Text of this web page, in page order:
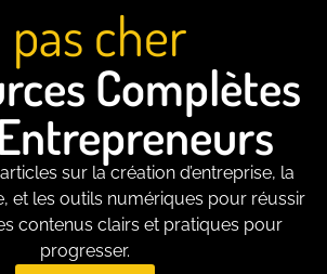
cher
Complètes
sur la création d’entreprise, la
et les outils numériques pour réussir
contenus clairs et pratiques pour
progresser.